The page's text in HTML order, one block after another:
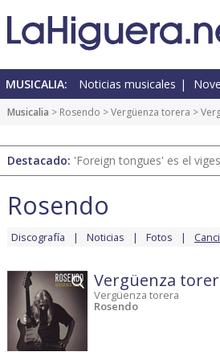
MUSICALIA: Noticias musicales
Musicalia > Rosendo >Vergüenza torera >
Destacado: 'Foreign tongues' es el
Rosendo
Discografía Noticias Fotos
Vergüenza
Vergüenza torera
Rosendo